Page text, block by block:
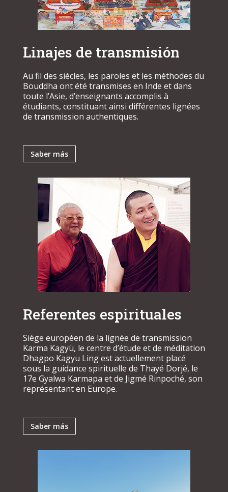
Linajes de transmisión
Au fil des siècles, les paroles et les méthodes du
Bouddha ont été transmises en Inde et dans
toute l’Asie, d’enseignants accomplis à
étudiants, constituant ainsi différentes lignées
de transmission authentiques.
Saber más
Referentes espirituales
Siège européen de la lignée de transmission
Karma Kagyü, le centre d’étude et de méditation
Dhagpo Kagyu Ling est actuellement placé
sous la guidance spirituelle de Thayé Dorjé, le
17e Gyalwa Karmapa et de Jigmé Rinpoché, son
représentant en Europe.
Saber más